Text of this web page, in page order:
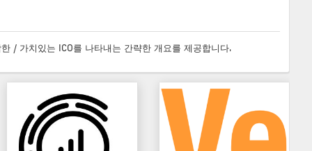
/ 가치있는 ICO를 나타내는 간략한 개요를 제공합니다.